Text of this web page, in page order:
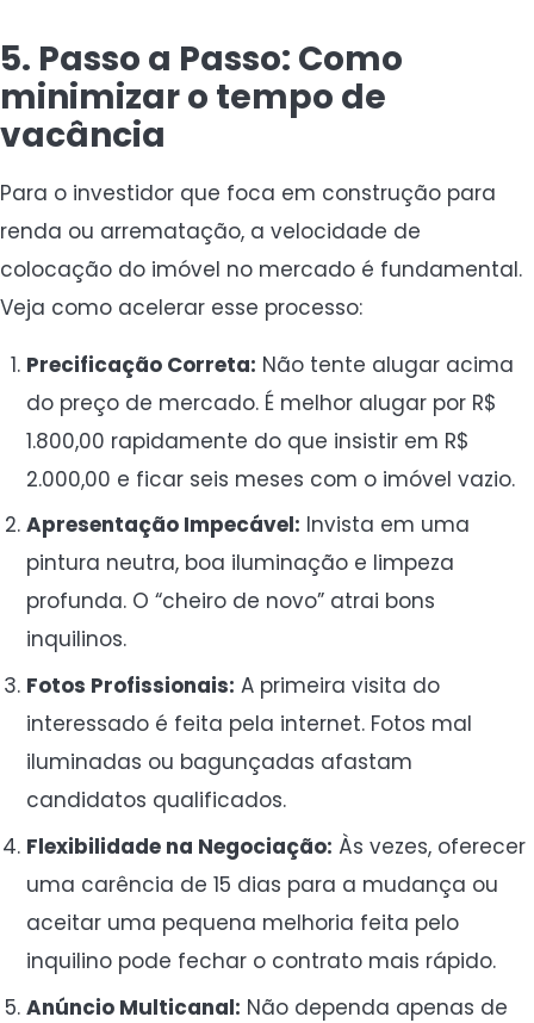
5. Passo a Passo: Como
minimizar o tempo de
vacância
Para o investidor que foca em construção para
renda ou arrematação, a velocidade de
colocação do imóvel no mercado é fundamental.
Veja como acelerar esse processo:
Precificação Correta: Não tente alugar acima
do preço de mercado. É melhor alugar por R$
1.800,00 rapidamente do que insistir em R$
2.000,00 e ficar seis meses com o imóvel vazio.
Apresentação Impecável: Invista em uma
pintura neutra, boa iluminação e limpeza
profunda. O “cheiro de novo” atrai bons
inquilinos.
Fotos Profissionais: A primeira visita do
interessado é feita pela internet. Fotos mal
iluminadas ou bagunçadas afastam
candidatos qualificados.
Flexibilidade na Negociação: Às vezes, oferecer
uma carência de 15 dias para a mudança ou
aceitar uma pequena melhoria feita pelo
inquilino pode fechar o contrato mais rápido.
Anúncio Multicanal: Não dependa apenas de